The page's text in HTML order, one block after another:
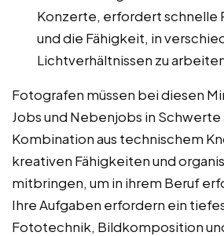
Konzerte, erfordert schnelle
und die Fähigkeit, in
Lichtverhältnissen zu
Fotografen müssen bei diesen
Jobs und Nebenjobs in Schwerte
Kombination aus technischem
kreativen Fähigkeiten und
mitbringen, um in ihrem Beruf
Ihre Aufgaben erfordern ein
Fototechnik, Bildkomposition